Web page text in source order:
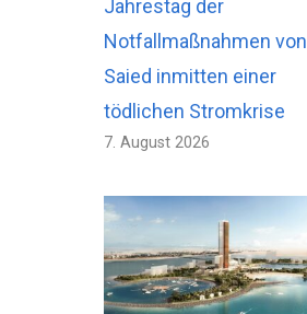
Jahrestag der
Notfallmaßnahmen von
Saied inmitten einer
tödlichen Stromkrise
7. August 2026